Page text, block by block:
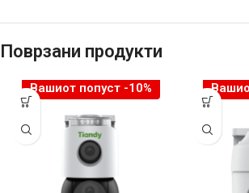
Поврзани продукти
Вашиот попуст -10%